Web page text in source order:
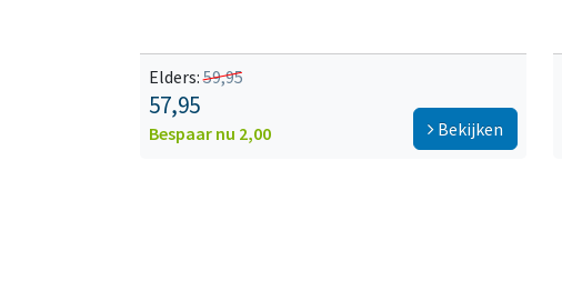
Elders:59,95
57,95
Bespaar nu 2,00 Bekijken